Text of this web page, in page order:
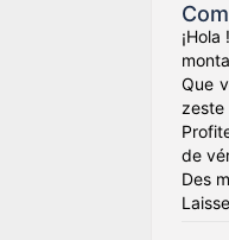
Que
zeste
de
Des